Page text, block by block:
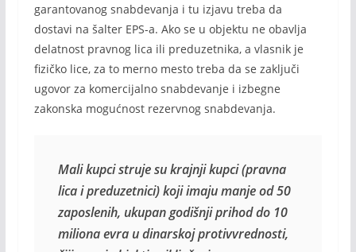
garantovanog snabdevanja i tu izjavu treba da
dostavi na šalter EPS-a. Ako se u objektu ne obavlja
delatnost pravnog lica ili preduzetnika, a vlasnik je
fizičko lice, za to merno mesto treba da se zaključi
ugovor za komercijalno snabdevanje i izbegne
zakonska mogućnost rezervnog snabdevanja.
Mali kupci struje su krajnji kupci (pravna
lica i preduzetnici) koji imaju manje od 50
zaposlenih, ukupan godišnji prihod do 10
miliona evra u dinarskoj protivvrednosti,